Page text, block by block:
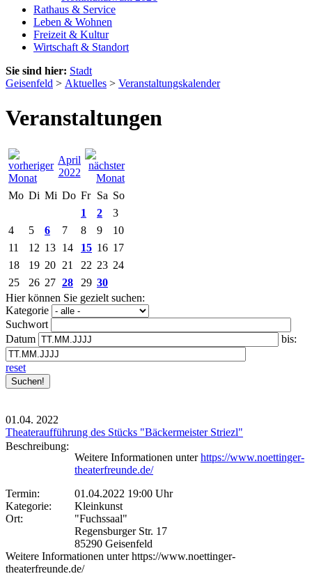
Rathaus & Service
Leben & Wohnen
Freizeit & Kultur
Wirtschaft & Standort
Sie sind hier: Stadt
Geisenfeld > Aktuelles > Veranstaltungskalender
Veranstaltungen
April
2022
Mo Di Mi Do Fr Sa So
1
2
3
4
5 6 7 8 9
10
11
12 13 14 15 16 17
18
19 20 21 22 23 24
25
26 27 28 29 30
Hier können Sie gezielt suchen:
Kategorie
Suchwort
Datum
bis:
reset
01.04. 2022
Theateraufführung des Stücks "Bäckermeister Striezl"
Beschreibung:
Weitere Informationen unterhttps://www.noettinger-
theaterfreunde.de/
Termin:
01.04.2022 19:00 Uhr
Kategorie:
Kleinkunst
Ort:
"Fuchssaal"
Regensburger Str. 17
85290 Geisenfeld
Weitere Informationen unter https://www.noettinger-
theaterfreunde.de/